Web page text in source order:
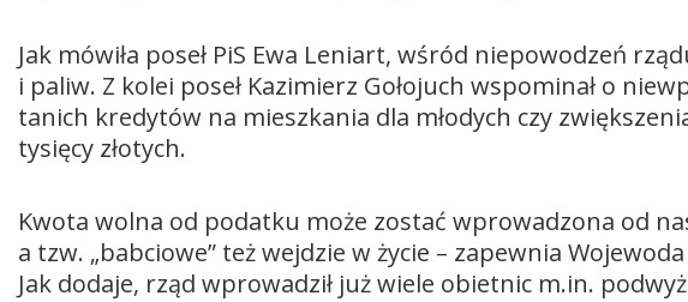
Jak mówiła poseł PiS Ewa Leniart, wśród niepowodzeń
i paliw. Z kolei poseł Kazimierz Gołojuch wspominał o
tanich kredytów na mieszkania dla młodych czy
tysięcy złotych.
Kwota wolna od podatku może zostać wprowadzona od
a tzw. „babciowe” też wejdzie w życie – zapewnia
Jak dodaje, rząd wprowadził już wiele obietnic m.in.